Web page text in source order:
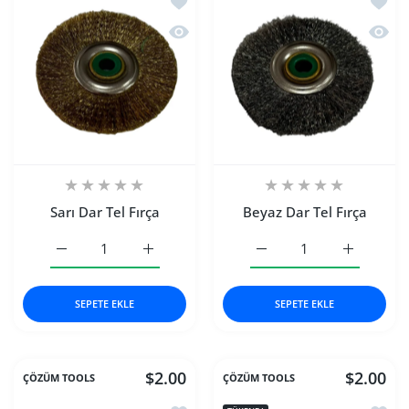
Hızlı Görünüm Sarı Dar Tel Fırça
Sarı Dar Tel Fırça
Sarı Dar Tel Fırça Default Title için adedi
Sarı Dar Tel Fırça Default Title için adedi artırın
SEPETE EKLE
Hızlı
Beyaz Dar Tel Fırça
Beyaz
Beyaz Dar Tel Fırça
SEPETE EKLE
ÇÖZÜM TOOLS $2.00 ÇÖZÜM TOOLS $2.00